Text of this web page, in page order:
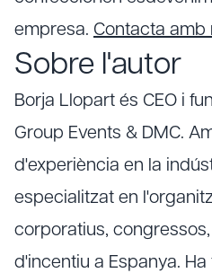
empresa. Contacta amb
Sobre l'autor
Borja Llopart és CEO i
Group Events & DMC.
d'experiència en la
especialitzat en
corporatius,
d'incentiu a Espanya.